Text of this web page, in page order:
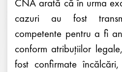
CNA arată că în urma
cazuri au fost
competente pentru a fi
conform atribuțiilor
fost confirmate